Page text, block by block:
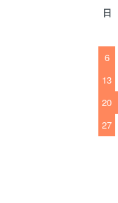
日
6
13
20
27